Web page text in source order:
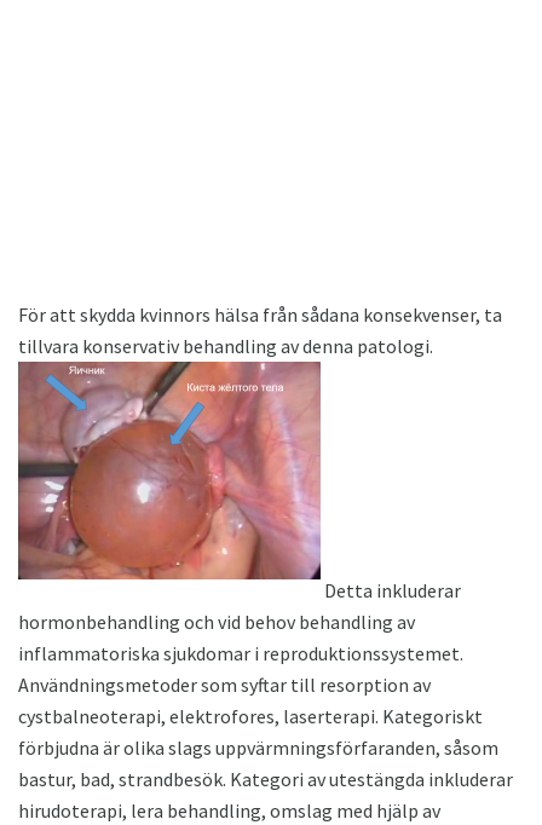
För att skydda kvinnors hälsa från sådana konsekvenser, ta
tillvara konservativ behandling av denna patologi.
Detta inkluderar
hormonbehandling och vid behov behandling av
inflammatoriska sjukdomar i reproduktionssystemet.
Användningsmetoder som syftar till resorption av
cystbalneoterapi, elektrofores, laserterapi. Kategoriskt
förbjudna är olika slags uppvärmningsförfaranden, såsom
bastur, bad, strandbesök. Kategori av utestängda inkluderar
hirudoterapi, lera behandling, omslag med hjälp av